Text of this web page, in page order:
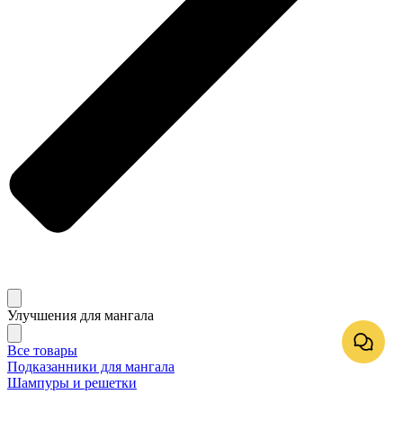
Улучшения для мангала
Все товары
Подказанники для мангала
Шампуры и решетки